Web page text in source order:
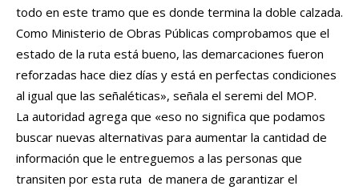
todo en este tramo que es donde termina la doble calzada.
Como Ministerio de Obras Públicas comprobamos que el
estado de la ruta está bueno, las demarcaciones fueron
reforzadas hace diez días y está en perfectas condiciones
al igual que las señaléticas», señala el seremi del MOP.
La autoridad agrega que «eso no significa que podamos
buscar nuevas alternativas para aumentar la cantidad de
información que le entreguemos a las personas que
transiten por esta ruta de manera de garantizar el